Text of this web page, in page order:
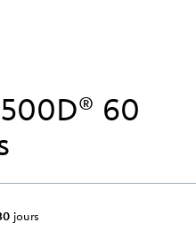
60
jours